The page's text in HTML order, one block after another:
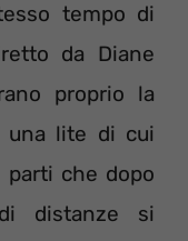
tempo di
da Diane
proprio la
una lite di cui
parti che dopo
distanze si